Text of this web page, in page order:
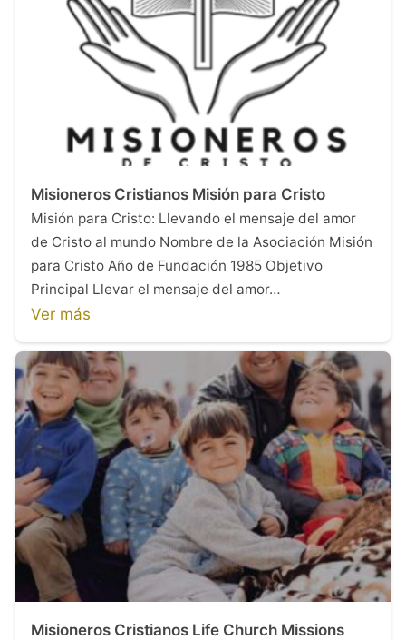
Misioneros Cristianos Misión para Cristo
Misión para Cristo: Llevando el mensaje del amor
de Cristo al mundo Nombre de la Asociación Misión
para Cristo Año de Fundación 1985 Objetivo
Principal Llevar el mensaje del amor…
Ver más
Misioneros Cristianos Life Church Missions